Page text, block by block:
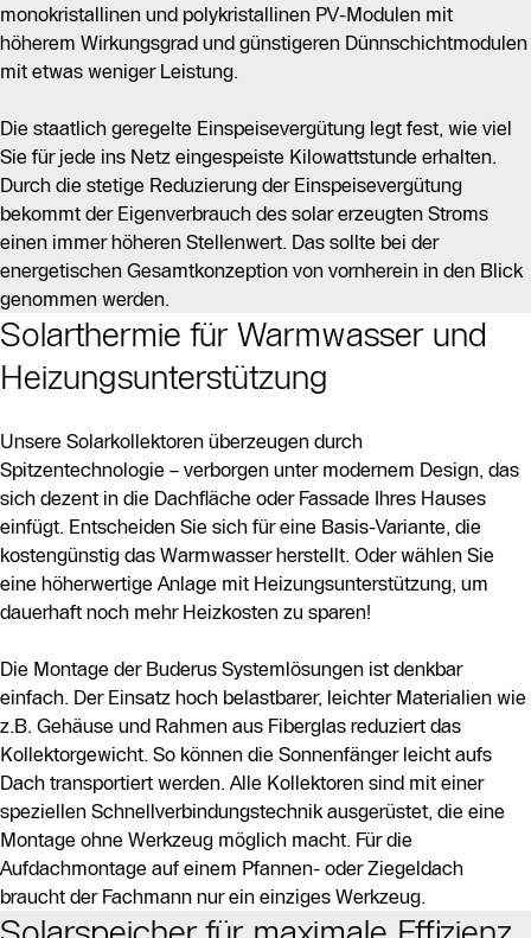
monokristallinen und polykristallinen PV-Modulen mit
höherem Wirkungsgrad und günstigeren Dünnschichtmodulen
mit etwas weniger Leistung.
Die staatlich geregelte Einspeisevergütung legt fest, wie viel
Sie für jede ins Netz eingespeiste Kilowattstunde erhalten.
Durch die stetige Reduzierung der Einspeisevergütung
bekommt der Eigenverbrauch des solar erzeugten Stroms
einen immer höheren Stellenwert. Das sollte bei der
energetischen Gesamtkonzeption von vornherein in den Blick
genommen werden.
Solarthermie für Warmwasser und
Heizungsunterstützung
Unsere Solarkollektoren überzeugen durch
Spitzentechnologie – verborgen unter modernem Design, das
sich dezent in die Dachfläche oder Fassade Ihres Hauses
einfügt. Entscheiden Sie sich für eine Basis-Variante, die
kostengünstig das Warmwasser herstellt. Oder wählen Sie
eine höherwertige Anlage mit Heizungsunterstützung, um
dauerhaft noch mehr Heizkosten zu sparen!
Die Montage der Buderus Systemlösungen ist denkbar
einfach. Der Einsatz hoch belastbarer, leichter Materialien wie
z.B. Gehäuse und Rahmen aus Fiberglas reduziert das
Kollektorgewicht. So können die Sonnenfänger leicht aufs
Dach transportiert werden. Alle Kollektoren sind mit einer
speziellen Schnellverbindungstechnik ausgerüstet, die eine
Montage ohne Werkzeug möglich macht. Für die
Aufdachmontage auf einem Pfannen- oder Ziegeldach
braucht der Fachmann nur ein einziges Werkzeug.